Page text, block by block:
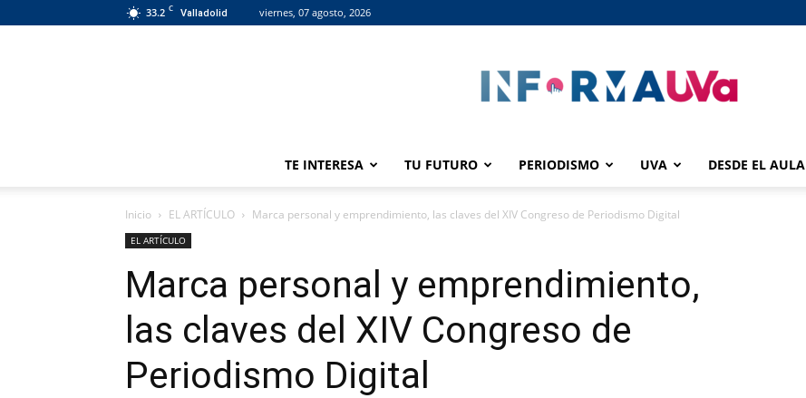
33.2 C Valladolid viernes, 07 agosto, 2026
informaUVA
TE INTERESA TU FUTURO PERIODISMO UVA DESDE EL AULA
Inicio EL ARTÍCULO Marca personal y emprendimiento, las claves del XIV Congreso de Periodismo Digital
EL ARTÍCULO
Marca personal y emprendimiento,
las claves del XIV Congreso de
Periodismo Digital